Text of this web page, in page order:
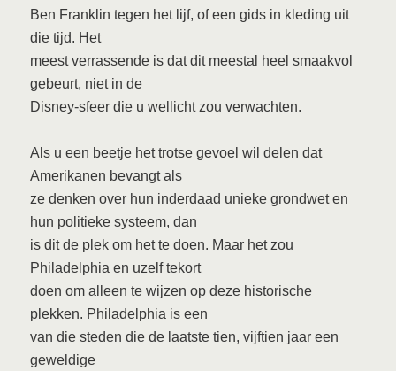
Ben Franklin tegen het lijf, of een gids in kleding uit
die tijd. Het
meest verrassende is dat dit meestal heel smaakvol
gebeurt, niet in de
Disney-sfeer die u wellicht zou verwachten.
Als u een beetje het trotse gevoel wil delen dat
Amerikanen bevangt als
ze denken over hun inderdaad unieke grondwet en
hun politieke systeem, dan
is dit de plek om het te doen. Maar het zou
Philadelphia en uzelf tekort
doen om alleen te wijzen op deze historische
plekken. Philadelphia is een
van die steden die de laatste tien, vijftien jaar een
geweldige